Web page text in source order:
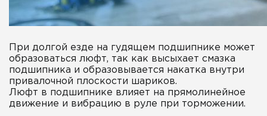
При долгой езде на гудящем подшипнике может
образоваться люфт, так как высыхает смазка
подшипника и образовывается накатка внутри
привалочной плоскости шариков.
Люфт в подшипнике влияет на прямолинейное
движение и вибрацию в руле при торможении.